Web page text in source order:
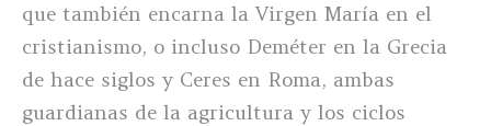
que también encarna la Virgen María en el
cristianismo, o incluso Deméter en la Grecia
de hace siglos y Ceres en Roma, ambas
guardianas de la agricultura y los ciclos